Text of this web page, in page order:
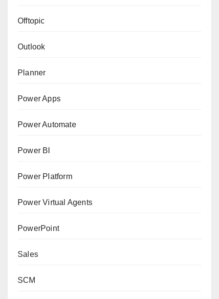
Offtopic
Outlook
Planner
Power Apps
Power Automate
Power BI
Power Platform
Power Virtual Agents
PowerPoint
Sales
SCM